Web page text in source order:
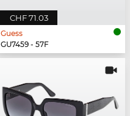
CHF 71.03
Guess
GU7459 - 57F